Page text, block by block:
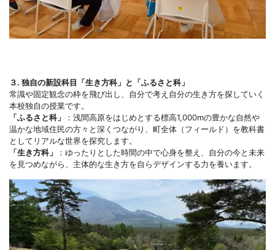
３. 独自の新設科目「生き方科」と「ふるさと科」
常識や固定観念の枠を飛び出し、自分で考え自分の生き方を探していく
本校独自の授業です。
「ふるさと科」
：浅間高原をはじめとする標高1,000mの豊かな自然や
温かな地域住民の方々と深くつながり、町全体（フィールド）を教科書
としてリアルな世界を探究します。
「生き方科」
：ゆったりとした時間の中で心身を整え、自分の今と未来
を見つめながら、主体的な生き方を自らデザインする力を養います。